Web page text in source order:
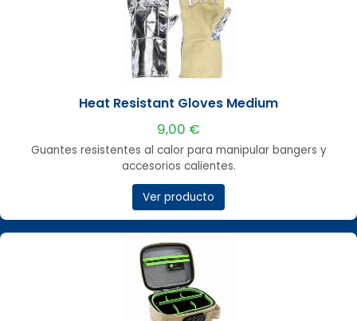
Heat Resistant Gloves Medium
9,00 €
Guantes resistentes al calor para manipular bangers y
accesorios calientes.
Ver producto